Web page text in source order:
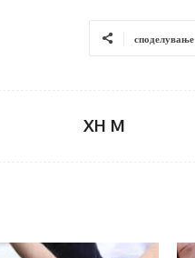
споделување
XH M